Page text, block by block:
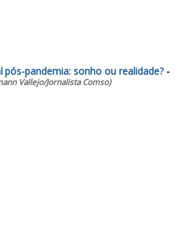
pandemia: sonho ou realidade? -
Vallejo/Jornalista Comso)